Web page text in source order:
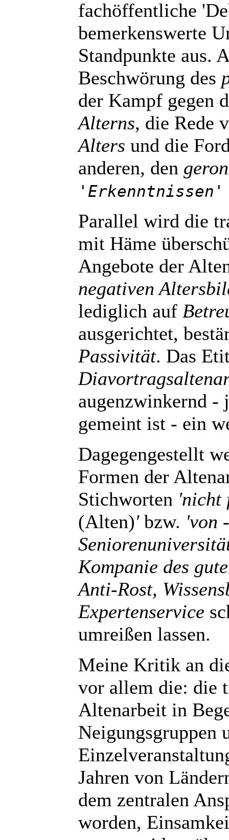
fachöffentliche
bemerkenswerte
Standpunkte aus.
Beschwörung des
der Kampf gegen
Alterns, die Rede
Alters und die
anderen, den
'Erkenntnissen'
Parallel wird die
mit Häme
Angebote der
negativen
lediglich auf
ausgerichtet,
Passivität. Das
augenzwinkernd -
gemeint ist - ein
Dagegengestellt
Formen der
Stichworten
(Alten)'bzw. 'von
Kompanie des
Anti-Rost,
Expertenservice
umreißen lassen.
Meine Kritik an
vor allem die: die
Altenarbeit in
Neigungsgruppen
Jahren von
dem zentralen
worden,